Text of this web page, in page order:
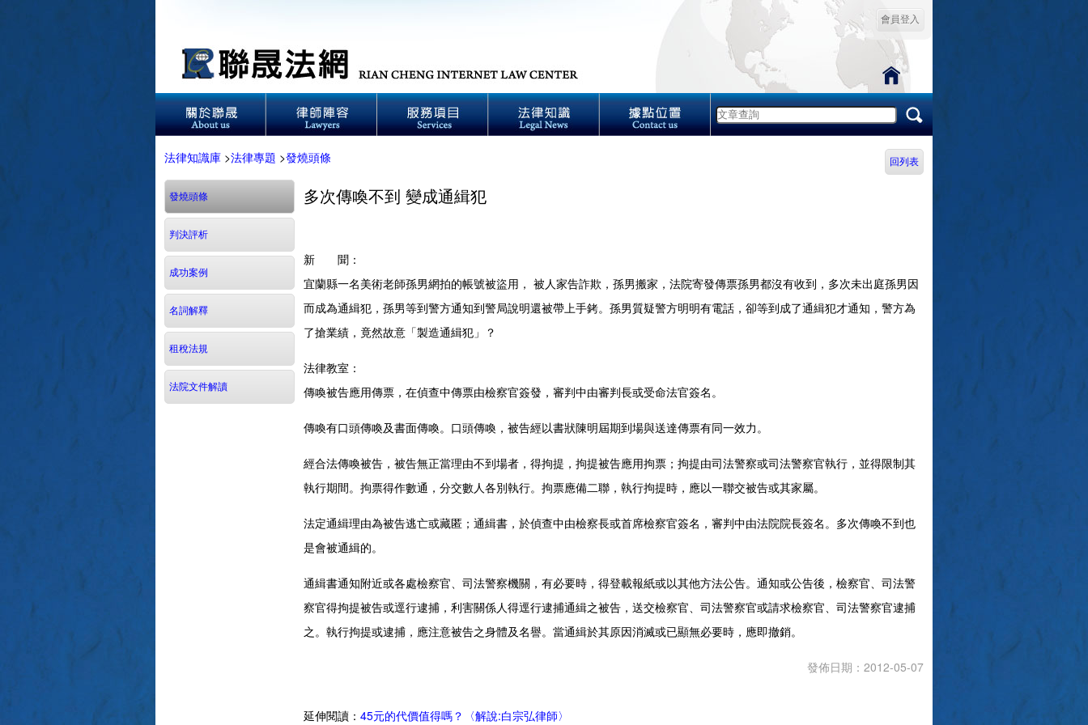
會員登入
法律知識庫 >法律專題 >發燒頭條 回列表
發燒頭條
判決評析
成功案例
名詞解釋
租稅法規
法院文件解讀
多次傳喚不到 變成通緝犯
新 聞：
宜蘭縣一名美術老師孫男網拍的帳號被盜用， 被人家告詐欺，孫男搬家，法院寄發傳票孫男都沒有收到，多次未出庭孫男因
而成為通緝犯，孫男等到警方通知到警局說明還被帶上手銬。孫男質疑警方明明有電話，卻等到成了通緝犯才通知，警方為
了搶業績，竟然故意「製造通緝犯」？
法律教室：
傳喚被告應用傳票，在偵查中傳票由檢察官簽發，審判中由審判長或受命法官簽名。
傳喚有口頭傳喚及書面傳喚。口頭傳喚，被告經以書狀陳明屆期到場與送達傳票有同一效力。
經合法傳喚被告，被告無正當理由不到場者，得拘提，拘提被告應用拘票；拘提由司法警察或司法警察官執行，並得限制其
執行期間。拘票得作數通，分交數人各別執行。拘票應備二聯，執行拘提時，應以一聯交被告或其家屬。
法定通緝理由為被告逃亡或藏匿；通緝書，於偵查中由檢察長或首席檢察官簽名，審判中由法院院長簽名。多次傳喚不到也
是會被通緝的。
通緝書通知附近或各處檢察官、司法警察機關，有必要時，得登載報紙或以其他方法公告。通知或公告後，檢察官、司法警
察官得拘提被告或逕行逮捕，利害關係人得逕行逮捕通緝之被告，送交檢察官、司法警察官或請求檢察官、司法警察官逮捕
之。執行拘提或逮捕，應注意被告之身體及名譽。當通緝於其原因消滅或已顯無必要時，應即撤銷。
發佈日期：2012-05-07
延伸閱讀： 45元的代價值得嗎？〈解說:白宗弘律師〉